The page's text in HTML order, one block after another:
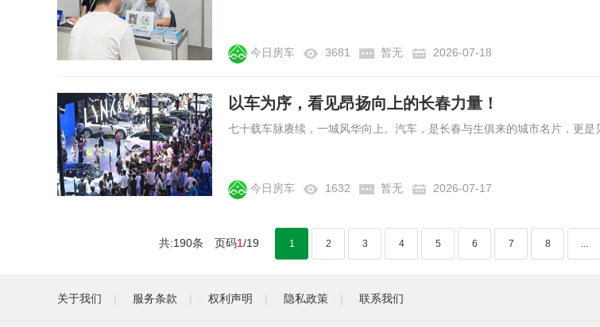
今日房车 3681 暂无 2026-07-18
以车为序，看见昂扬向上的长春力量！
今日房车 1632 暂无 2026-07-17
共:190条 页码1/19 1 2 3 4 5 6 7 8 ...
关于我们 | 服务条款 | 权利声明 | 隐私政策 | 联系我们